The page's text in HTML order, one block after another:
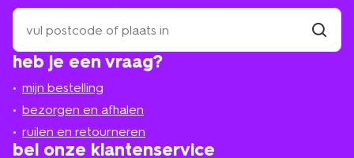
heb je een vraag?
mijn bestelling
bezorgen en afhalen
ruilen en retourneren
bel onze klantenservice
zoek
een
winkel
bij
in
de
buurt